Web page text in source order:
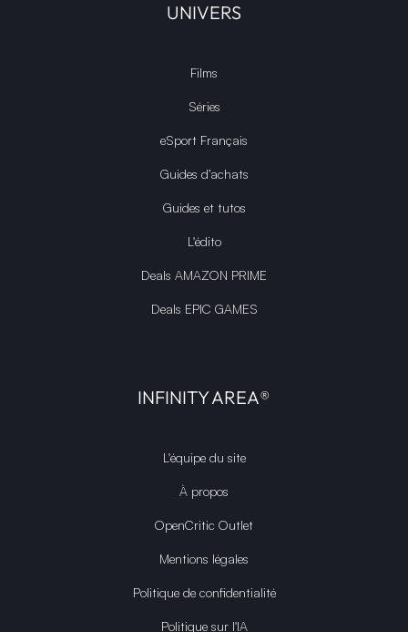
UNIVERS
Films
Séries
eSport Français
Guides d’achats
Guides et tutos
L'édito
Deals AMAZON PRIME
Deals EPIC GAMES
INFINITY AREA®
L'équipe du site
À propos
OpenCritic Outlet
Mentions légales
Politique de confidentialité
Politique sur l'IA